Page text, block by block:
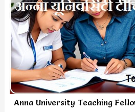
Anna University Teaching